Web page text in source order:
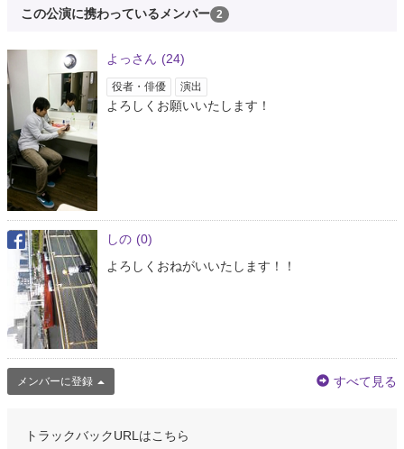
この公演に携わっているメンバー 2
よっさん (24)
役者・俳優 演出
よろしくお願いいたします！
しの (0)
よろしくおねがいいたします！！
メンバーに登録 すべて見る
トラックバックURLはこちら